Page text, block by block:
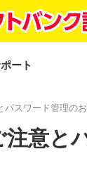
ート
パスワード管理の
意と